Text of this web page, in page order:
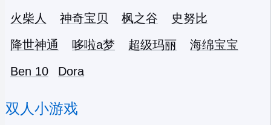
火柴人
神奇宝贝 枫之谷
史努比
降世神通
哆啦a梦 超级玛丽
海绵宝宝
Ben 10
Dora
双人小游戏